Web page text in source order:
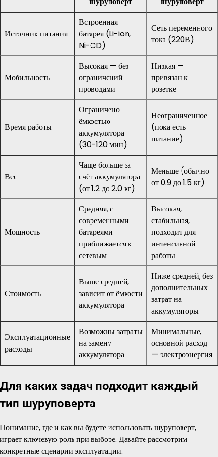
Источник питания
Встроенная
батарея (Li-ion,
Ni-CD)
Сеть переменного
тока (220В)
Мобильность
Высокая — без
ограничений
проводами
Низкая —
привязан к
розетке
Время работы
Ограничено
ёмкостью
аккумулятора
(30-120 мин)
Неограниченное
(пока есть
питание)
Вес
Чаще больше за
счёт аккумулятора
(от 1.2 до 2.0 кг)
Меньше (обычно
от 0.9 до 1.5 кг)
Мощность
Средняя, с
современными
батареями
приближается к
сетевым
Высокая,
стабильная,
подходит для
интенсивной
работы
Стоимость
Выше средней,
зависит от ёмкости
аккумулятора
Ниже средней, без
дополнительных
затрат на
аккумуляторы
Эксплуатационные
расходы
Возможны затраты
на замену
аккумулятора
Минимальные,
основной расход
— электроэнергия
Для каких задач подходит каждый
тип шуруповерта
Понимание, где и как вы будете использовать шуруповерт,
играет ключевую роль при выборе. Давайте рассмотрим
конкретные сценарии эксплуатации.